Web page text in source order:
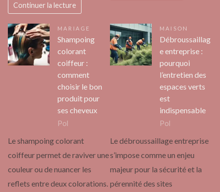
Continuer la lecture
MARIAGE
Shampoing
colorant
coiffeur :
comment
choisir le bon
produit pour
ses cheveux
Pol
Le shampoing colorant
coiffeur permet de raviver une
couleur ou de nuancer les
reflets entre deux colorations.
MAISON
Débroussaillag
e entreprise :
pourquoi
l’entretien des
espaces verts
est
indispensable
Pol
Le débroussaillage entreprise
s’impose comme un enjeu
majeur pour la sécurité et la
pérennité des sites